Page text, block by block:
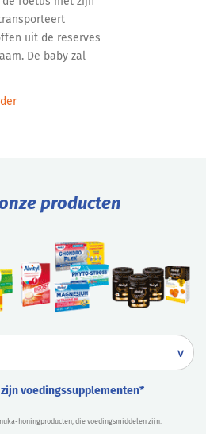
uit de reserves
De baby zal
producten
voedingssupplementen*
honingproducten, die voedingsmiddelen zijn.